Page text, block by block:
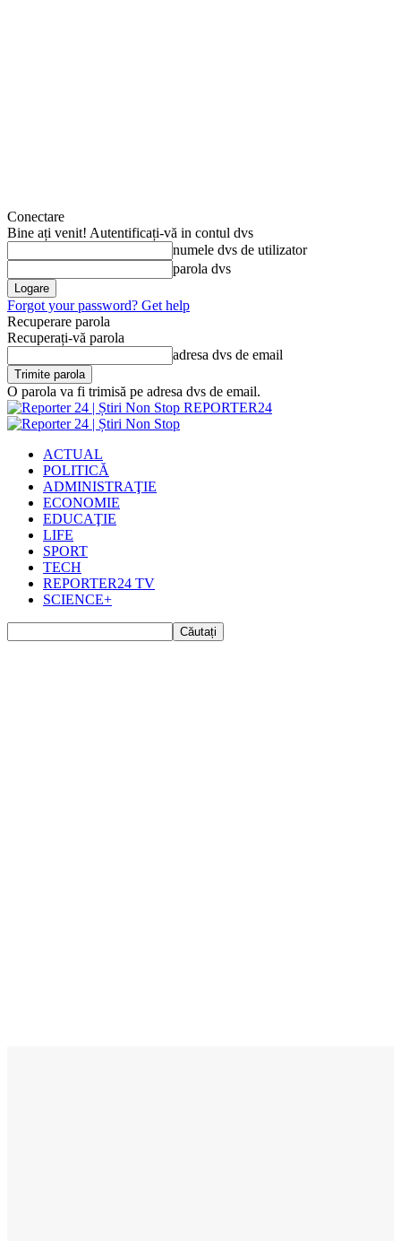
Conectare
Bine ați venit! Autentificați-vă in contul dvs
numele dvs de utilizator
parola dvs
Forgot your password? Get help
Recuperare parola
Recuperați-vă parola
adresa dvs de email
O parola va fi trimisă pe adresa dvs de email.
REPORTER24
ACTUAL
POLITICĂ
ADMINISTRAŢIE
ECONOMIE
EDUCAŢIE
LIFE
SPORT
TECH
REPORTER24 TV
SCIENCE+